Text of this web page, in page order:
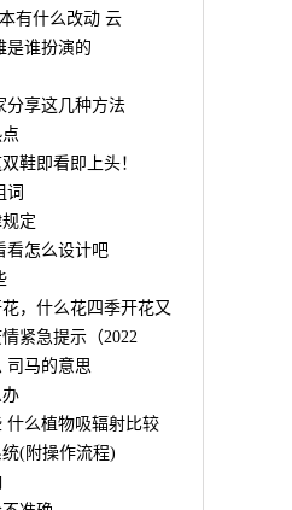
有什么改动 云
是谁扮演的
分享这几种方法
鞋即看即上头！
词
定
看怎么设计吧
，什么花四季开花又
紧急提示（2022
司马的意思
什么植物吸辐射比较
(附操作流程)